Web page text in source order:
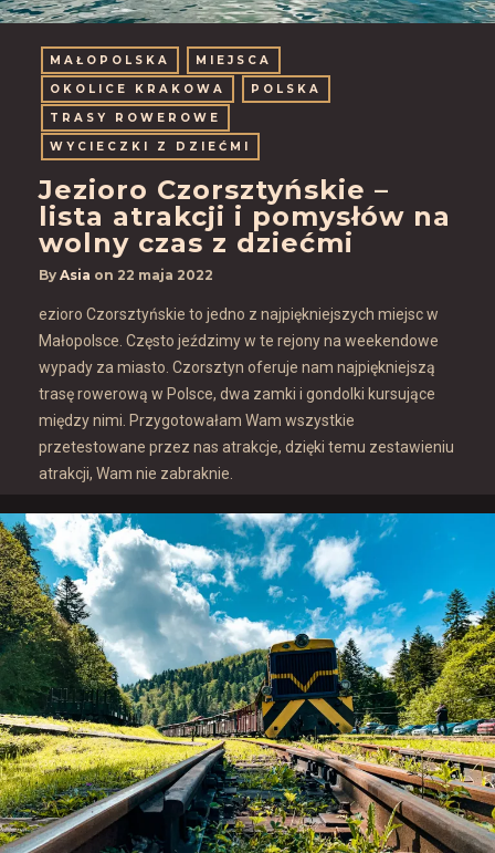
MAŁOPOLSKA
MIEJSCA
OKOLICE KRAKOWA
POLSKA
TRASY ROWEROWE
WYCIECZKI Z DZIEĆMI
Jezioro Czorsztyńskie –
lista atrakcji i pomysłów na
wolny czas z dziećmi
By Asia on 22 maja 2022
ezioro Czorsztyńskie to jedno z najpiękniejszych miejsc w
Małopolsce. Często jeździmy w te rejony na weekendowe
wypady za miasto. Czorsztyn oferuje nam najpiękniejszą
trasę rowerową w Polsce, dwa zamki i gondolki kursujące
między nimi. Przygotowałam Wam wszystkie
przetestowane przez nas atrakcje, dzięki temu zestawieniu
atrakcji, Wam nie zabraknie.